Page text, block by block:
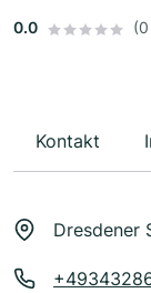
0.0
Kontakt
Dresdener